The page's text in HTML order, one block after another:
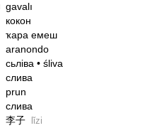
gavalı
кокон
ҡара емеш
aranondo
сьліва •śliva
слива
prun
слива
李子 lǐzi